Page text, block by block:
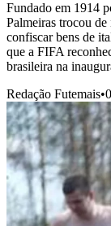
Fundado em 1914
Palmeiras trocou
confiscar bens de
que a FIFA
brasileira na
Redação Futemais•